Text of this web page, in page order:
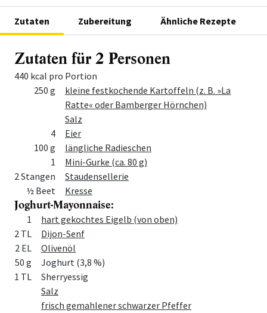
Zutaten Zubereitung Ähnliche Rezepte
Zutaten für 2 Personen
440 kcal pro Portion
MengeZutat
250 g
kleine festkochende Kartoffeln (z. B. »La
Ratte« oder Bamberger Hörnchen)
Salz
4
Eier
100 g
längliche Radieschen
1
Mini-Gurke (ca. 80 g)
2 Stangen
Staudensellerie
½ Beet
Kresse
Joghurt-Mayonnaise:
Menge Zutat
1
hart gekochtes Eigelb (von oben)
2 TL
Dijon-Senf
2 EL
Olivenöl
50 g
Joghurt (3,8 %)
1 TL
Sherryessig
Salz
frisch gemahlener schwarzer Pfeffer